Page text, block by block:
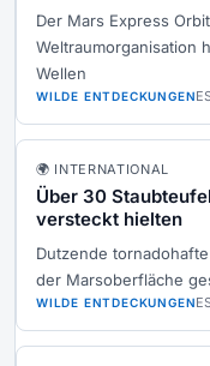
Der Mars Express
Weltraumorganisation
Wellen
WILDE ENTDECKUNGEN
🌍 INTERNATIONAL
Über 30
versteckt hielten
Dutzende
der Marsoberfläche
WILDE ENTDECKUNGEN